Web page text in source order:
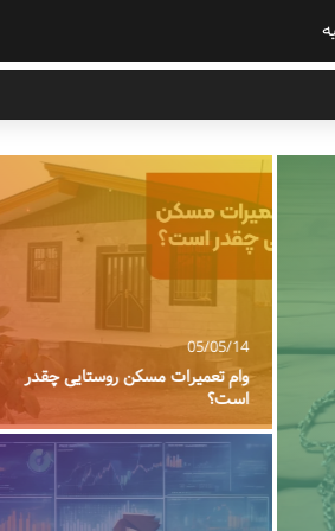
05/05/14
وام تعمیرات مسکن روستایی چقدر
است؟